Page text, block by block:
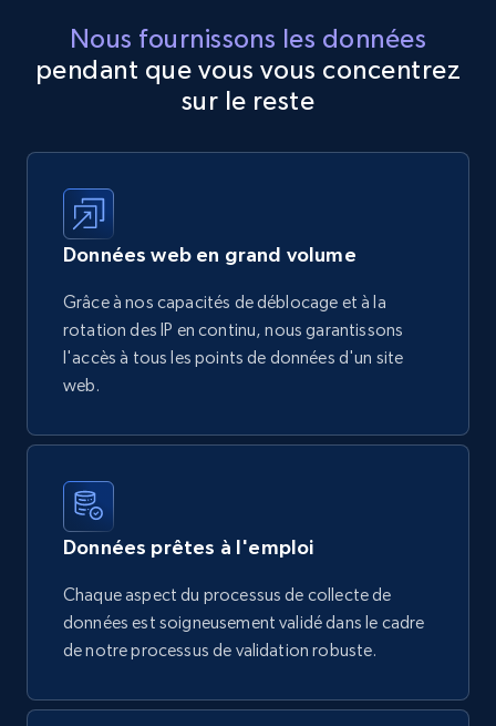
Nous fournissons les données
pendant que vous vous concentrez
sur le reste
Données web en grand volume
Grâce à nos capacités de déblocage et à la
rotation des IP en continu, nous garantissons
l'accès à tous les points de données d'un site
web.
Données prêtes à l'emploi
Chaque aspect du processus de collecte de
données est soigneusement validé dans le cadre
de notre processus de validation robuste.